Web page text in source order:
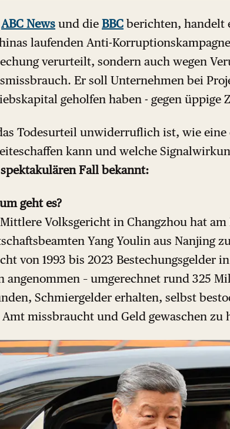
ABC News und die BBC berichten, handelt
laufenden Anti-
verurteilt, sondern auch wegen
Er soll Unternehmen bei
geholfen haben - gegen üppige
Todesurteil unwiderruflich ist, wie
kann und welche
Fall bekannt:
geht es?
Volksgericht in Changzhou hat
Yang Youlin aus Nanjing
von 1993 bis 2023 Bestechungsgelder
angenommen – umgerechnet rund 325
Schmiergelder erhalten, selbst
missbraucht und Geld gewaschen zu